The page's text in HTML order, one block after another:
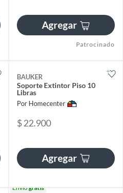
Agregar
Patrocinado
BAUKER
Soporte Extintor Piso 10
Libras
Por Homecenter
$ 22.900
Agregar
Envíogratis